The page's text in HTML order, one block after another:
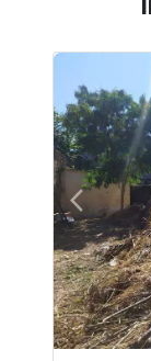
arrow_back_iosPrevious